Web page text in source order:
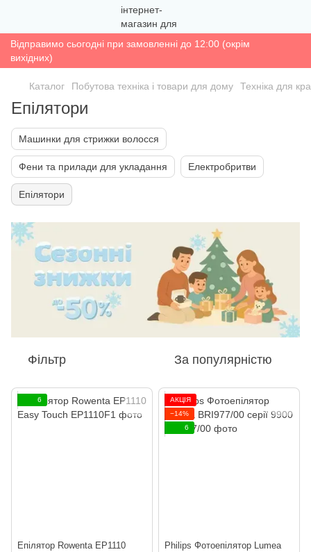
Відправимо сьогодні при замовленні до 12:00 (окрім
вихідних)
Каталог Побутова техніка і товари для дому Техніка для
Епілятори
Машинки для стрижки волосся
Фени та прилади для укладання Електробритви
Епілятори
Фільтр За популярністю
6
Епілятор Rowenta EP1110
АКЦІЯ
−14%
6
Philips Фотоепілятор Lumea